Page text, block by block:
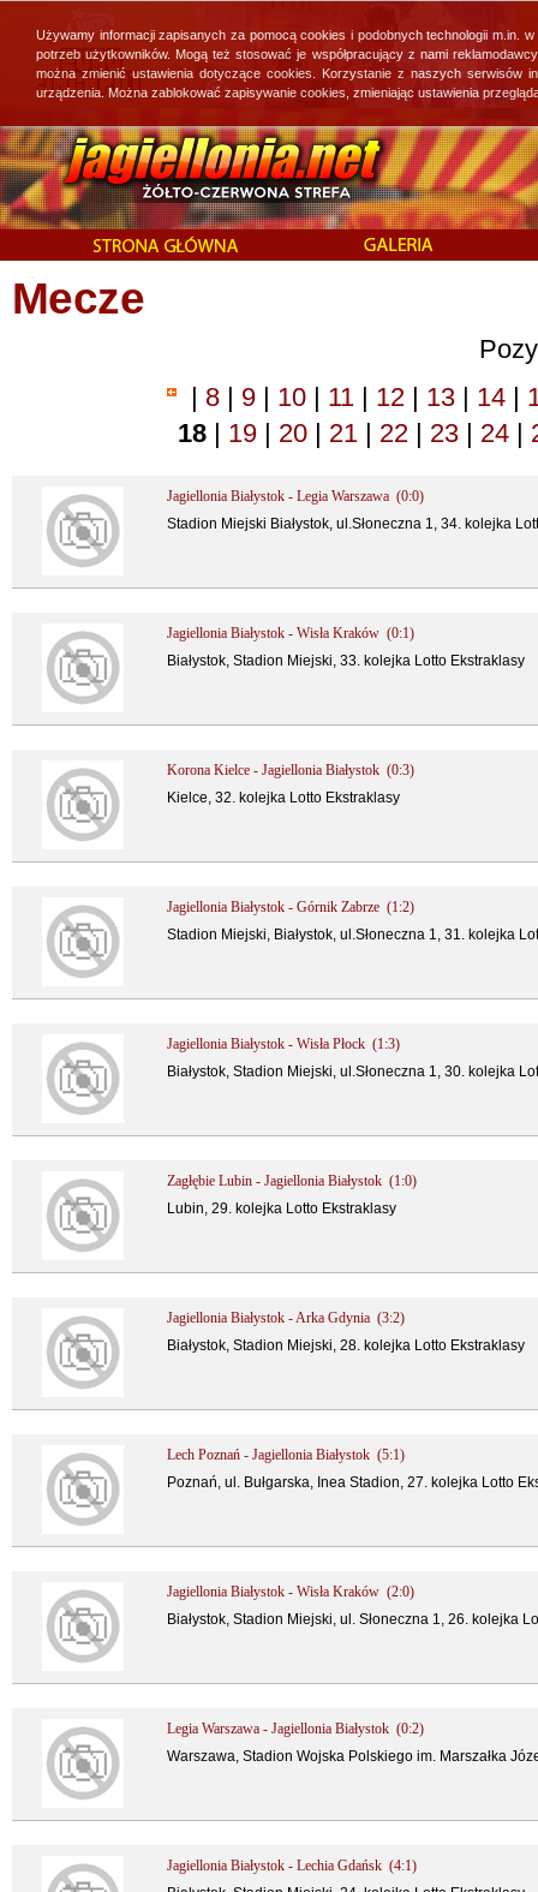
Mecze
| 8 | 9 | 10 | 11 | 12 | 13 | 14 |
18 | 19 | 20 | 21 | 22 | 23 | 24 |
Jagiellonia Białystok - Legia Warszawa (0:0)
Stadion Miejski Białystok, ul.Słoneczna 1, 34. kolejka
Jagiellonia Białystok - Wisła Kraków (0:1)
Białystok, Stadion Miejski, 33. kolejka Lotto Ekstraklasy
Korona Kielce - Jagiellonia Białystok (0:3)
Kielce, 32. kolejka Lotto Ekstraklasy
Jagiellonia Białystok - Górnik Zabrze (1:2)
Stadion Miejski, Białystok, ul.Słoneczna 1, 31. kolejka
Jagiellonia Białystok - Wisła Płock (1:3)
Białystok, Stadion Miejski, ul.Słoneczna 1, 30. kolejka
Zagłębie Lubin - Jagiellonia Białystok (1:0)
Lubin, 29. kolejka Lotto Ekstraklasy
Jagiellonia Białystok - Arka Gdynia (3:2)
Białystok, Stadion Miejski, 28. kolejka Lotto Ekstraklasy
Lech Poznań - Jagiellonia Białystok (5:1)
Poznań, ul. Bułgarska, Inea Stadion, 27. kolejka Lotto
Jagiellonia Białystok - Wisła Kraków (2:0)
Białystok, Stadion Miejski, ul. Słoneczna 1, 26. kolejka
Legia Warszawa - Jagiellonia Białystok (0:2)
Warszawa, Stadion Wojska Polskiego im. Marszałka
Jagiellonia Białystok - Lechia Gdańsk (4:1)
Używamy informacji zapisanych za pomocą cookies i podobnych technologii
potrzeb użytkowników. Mogą też stosować je współpracujący z nami
można zmienić ustawienia dotyczące cookies. Korzystanie z naszych
urządzenia. Można zablokować zapisywanie cookies, zmieniając ustawienia